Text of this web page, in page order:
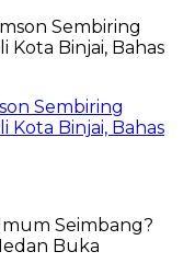
Sembiring
Kota Binjai, Bahas